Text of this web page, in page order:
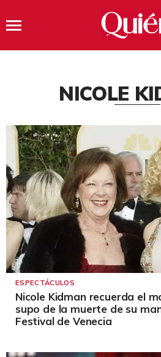
NICOLE
ESPECTÁCULOS
Nicole Kidman recuerda el
supo de la muerte de su
Festival de Venecia